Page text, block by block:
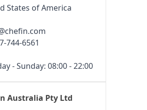
States of America
744-6561
- Sunday: 08:00 - 22:00
Australia Pty Ltd